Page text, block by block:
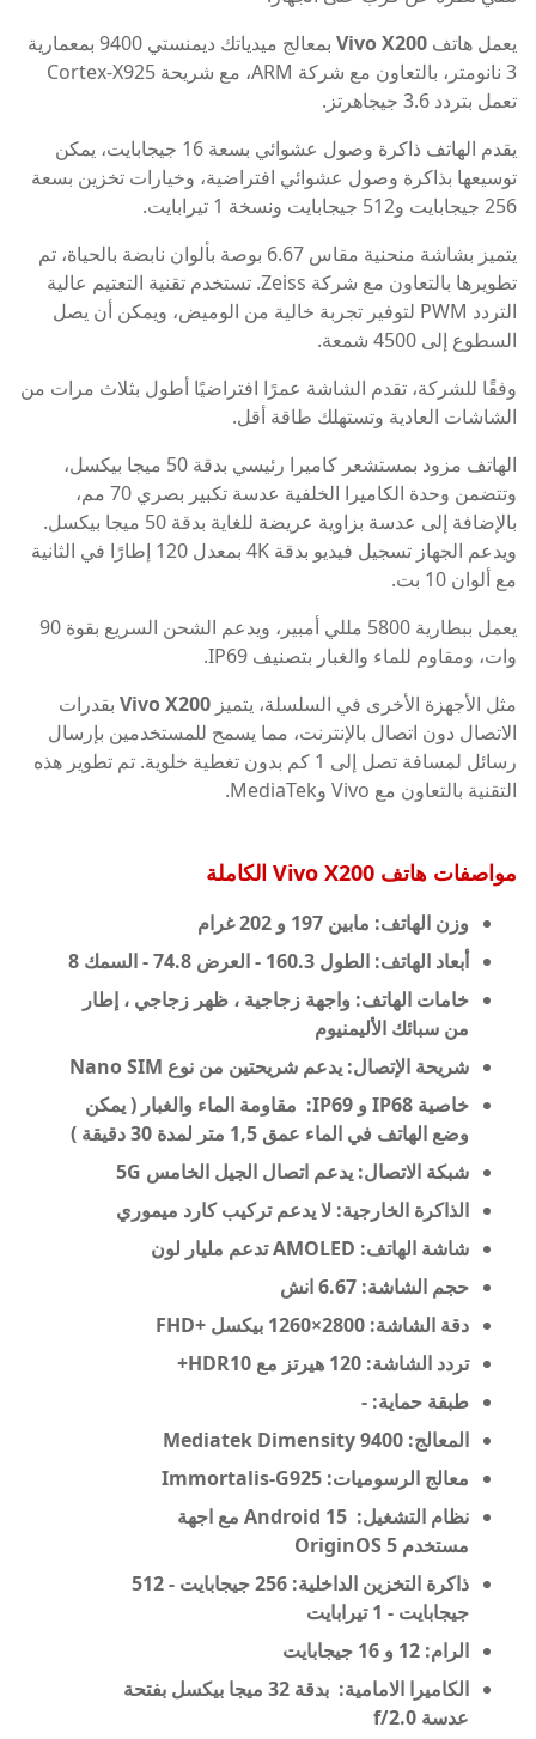
يعمل هاتف Vivo X200
بمعالج ميدياتك ديمنستي 9400 بمعمارية
3 نانومتر، بالتعاون مع شركة ARM، مع شريحة Cortex-X925
تعمل بتردد 3.6 جيجاهرتز.
يقدم الهاتف ذاكرة وصول عشوائي بسعة 16 جيجابايت، يمكن
توسيعها بذاكرة وصول عشوائي افتراضية، وخيارات تخزين بسعة
256 جيجابايت و512 جيجابايت ونسخة 1 تيرابايت.
يتميز بشاشة منحنية مقاس 6.67 بوصة بألوان نابضة بالحياة، تم
تطويرها بالتعاون مع شركة Zeiss. تستخدم تقنية التعتيم عالية
التردد PWM لتوفير تجربة خالية من الوميض، ويمكن أن يصل
السطوع إلى 4500 شمعة.
وفقًا للشركة، تقدم الشاشة عمرًا افتراضيًا أطول بثلاث مرات من
الشاشات العادية وتستهلك طاقة أقل.
الهاتف مزود بمستشعر كاميرا رئيسي بدقة 50 ميجا بيكسل،
وتتضمن وحدة الكاميرا الخلفية عدسة تكبير بصري 70 مم،
بالإضافة إلى عدسة بزاوية عريضة للغاية بدقة 50 ميجا بيكسل.
ويدعم الجهاز تسجيل فيديو بدقة 4K بمعدل 120 إطارًا في الثانية
مع ألوان 10 بت.
يعمل ببطارية 5800 مللي أمبير، ويدعم الشحن السريع بقوة 90
وات، ومقاوم للماء والغبار بتصنيف IP69.
مثل الأجهزة الأخرى في السلسلة، يتميز Vivo X200 بقدرات
الاتصال دون اتصال بالإنترنت، مما يسمح للمستخدمين بإرسال
رسائل لمسافة تصل إلى 1 كم بدون تغطية خلوية. تم تطوير هذه
التقنية بالتعاون مع Vivo وMediaTek.
مواصفات هاتف Vivo X200 الكاملة
وزن الهاتف: مابين 197 و 202 غرام
أبعاد الهاتف: الطول 160.3 - العرض 74.8 - السمك 8
خامات الهاتف: واجهة زجاجية ، ظهر زجاجي ، إطار
من سبائك الأليمنيوم
شريحة الإتصال: يدعم شريحتين من نوع Nano SIM
خاصية IP68 و IP69: مقاومة الماء والغبار ( يمكن
وضع الهاتف في الماء عمق 1,5 متر لمدة 30 دقيقة )
شبكة الاتصال: يدعم اتصال الجيل الخامس 5G
الذاكرة الخارجية: لا يدعم تركيب كارد ميموري
شاشة الهاتف: AMOLED
تدعم مليار لون
حجم الشاشة: 6.67 انش
دقة الشاشة: 2800×1260 بيكسل +FHD
تردد الشاشة: 120 هيرتز مع HDR10+
طبقة حماية: -
المعالج: Mediatek Dimensity 9400
معالج الرسوميات: Immortalis-G925
نظام التشغيل: Android 15 مع اجهة
مستخدم OriginOS 5
ذاكرة التخزين الداخلية: 256 جيجابايت -
512
جيجابايت - 1 تيرابايت
الرام: 12 و 16 جيجابايت
الكاميرا الامامية: بدقة 32 ميجا بيكسل بفتحة
عدسة f/2.0